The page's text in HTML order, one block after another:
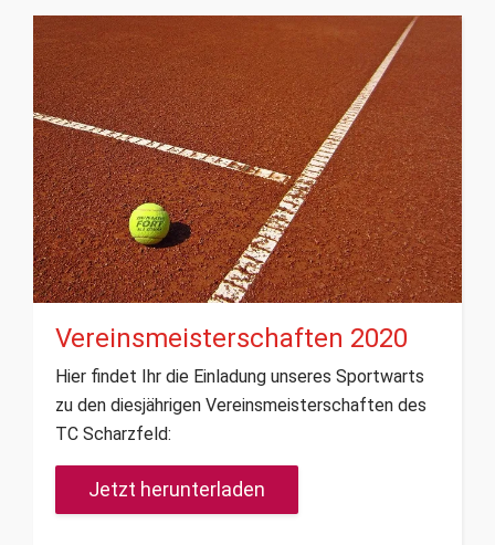
Vereinsmeisterschaften 2020
Hier findet Ihr die Einladung unseres Sportwarts
zu den diesjährigen Vereinsmeisterschaften des
TC Scharzfeld:
Jetzt herunterladen